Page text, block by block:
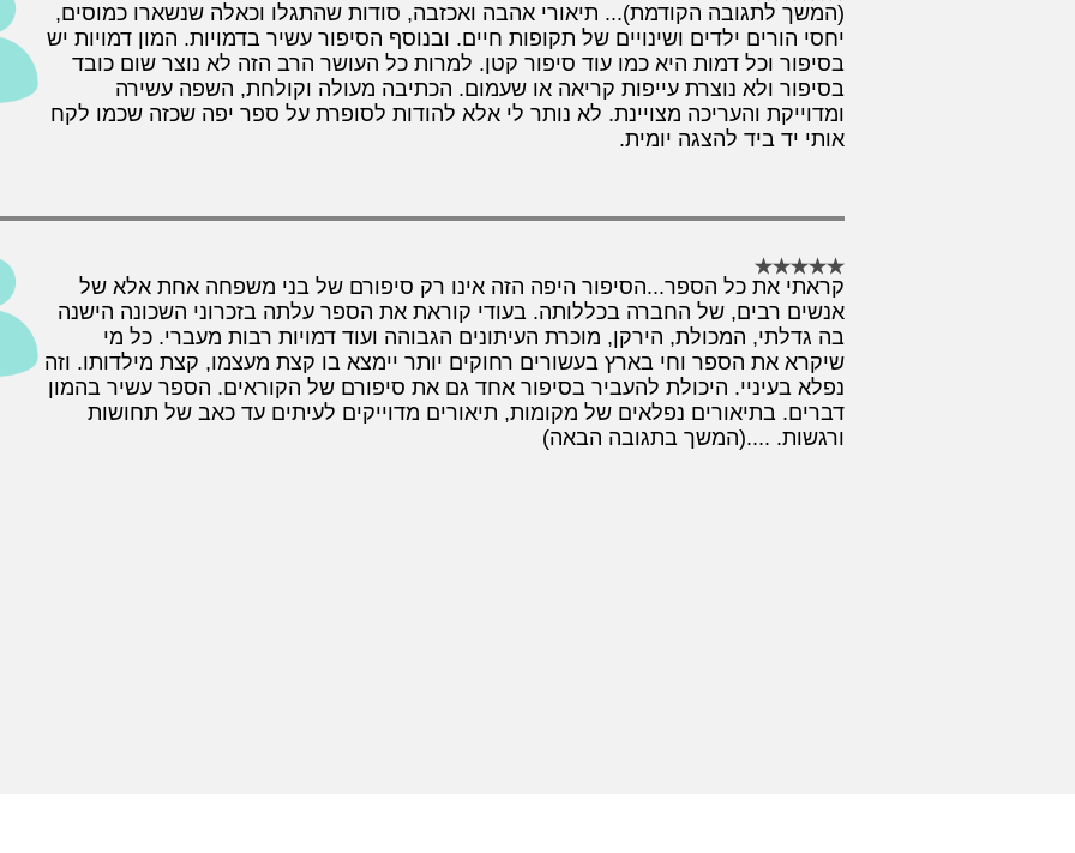
(המשך לתגובה הקודמת)... תיאורי אהבה ואכזבה, סודות שהתגלו וכאלה שנשארו כמוסים,
יחסי הורים ילדים ושינויים של תקופות חיים. ובנוסף הסיפור עשיר בדמויות. המון דמויות יש
בסיפור וכל דמות היא כמו עוד סיפור קטן. למרות כל העושר הרב הזה לא נוצר שום כובד
בסיפור ולא נוצרת עייפות קריאה או שעמום. הכתיבה מעולה וקולחת, השפה עשירה
ומדוייקת והעריכה מצויינת. לא נותר לי אלא להודות לסופרת על ספר יפה שכזה שכמו לקח
אותי יד ביד להצגה יומית.
קראתי את כל הספר...הסיפור היפה הזה אינו רק סיפורם של בני משפחה אחת אלא של
אנשים רבים, של החברה בכללותה. בעודי קוראת את הספר עלתה בזכרוני השכונה הישנה
בה גדלתי, המכולת, הירקן, מוכרת העיתונים הגבוהה ועוד דמויות רבות מעברי. כל מי
שיקרא את הספר וחי בארץ בעשורים רחוקים יותר יימצא בו קצת מעצמו, קצת מילדותו. וזה
נפלא בעיניי. היכולת להעביר בסיפור אחד גם את סיפורם של הקוראים. הספר עשיר בהמון
דברים. בתיאורים נפלאים של מקומות, תיאורים מדוייקים לעיתים עד כאב של תחושות
ורגשות. ....(המשך בתגובה הבאה)